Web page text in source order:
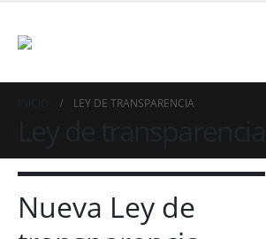
LEY DE TRANSPARENCIA
Nueva Ley de